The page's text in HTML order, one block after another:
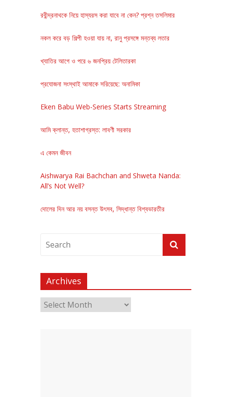
রবীন্দ্রনাথকে নিয়ে হাস্যরস করা যাবে না কেন? প্রশ্ন তসলিমার
নকল করে বড় শিল্পী হওয়া যায় না, রানু প্রসঙ্গে মন্তব্য লতার
খ্যাতির আগে ও পরে ৬ জনপ্রিয় টেলিতারকা
প্রযোজনা সংস্থাই আমাকে সরিয়েছে: অনামিকা
Eken Babu Web-Series Starts Streaming
আমি ক্লান্ত, হতাশাগ্রস্ত: লাবণী সরকার
এ কেমন জীবন
Aishwarya Rai Bachchan and Shweta Nanda:
All’s Not Well?
দোলের দিন আর নয় বসন্ত উৎসব, সিদ্ধান্ত বিশ্বভারতীর
Archives